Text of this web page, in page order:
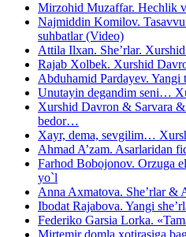
Mirzohid Muzaffar. Hechlik
Najmiddin Komilov.
suhbatlar (Video)
Attila Ilxan. She’rlar.
Rajab Xolbek. Xurshid
Abduhamid Pardayev. Yangi
Unutayin degandim seni…
Xurshid Davron & Sarvara
bedor…
Xayr, dema, sevgilim…
Ahmad A’zam. Asarlaridan
Farhod Bobojonov. Orzuga
yo`l
Anna Axmatova. She’rlar &
Ibodat Rajabova. Yangi
Federiko Garsia Lorka.